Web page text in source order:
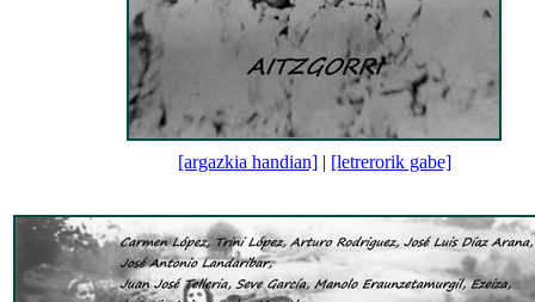
[argazkia handian]| [letrerorik gabe]